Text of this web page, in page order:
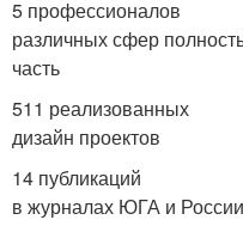
5 профессионалов
различных сфер
часть
511 реализованных
дизайн проектов
14 публикаций
в журналах ЮГА и России